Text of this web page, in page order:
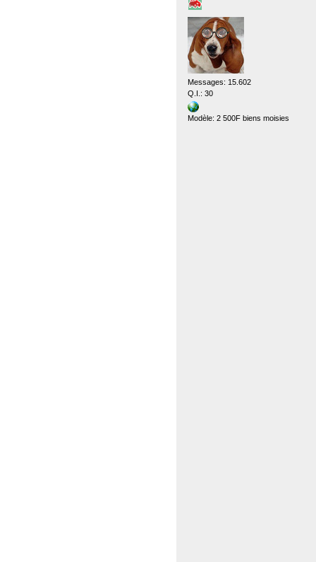
Messages: 15.602
Q.I.: 30
Modèle: 2 500F biens moisies